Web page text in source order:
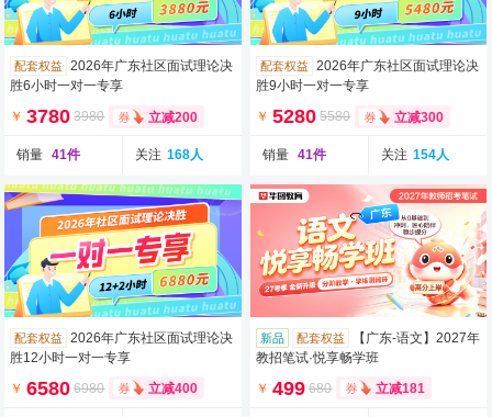
配套权益
2026年广东社区面试理论决
胜6小时一对一专享
￥ 3780 3980 立减200
销量 41件 关注 168人
配套权益
2026年广东社区面试理论决
胜9小时一对一专享
￥ 5280 5580 立减300
销量 41件 关注 154人
配套权益
2026年广东社区面试理论决
胜12小时一对一专享
￥ 6580 6980 立减400
新品 配套权益
【广东-语文】2027年
教招笔试·悦享畅学班
￥ 499 680 立减181